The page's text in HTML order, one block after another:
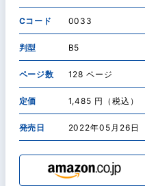
Cコード 0033
判型 B5
ページ数 128 ページ
定価 1,485 円（税込）
発売日 2022年05月26日